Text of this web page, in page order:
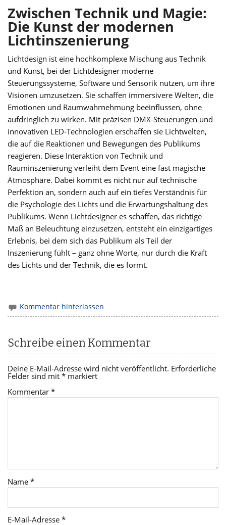
Zwischen Technik und Magie:
Die Kunst der modernen
Lichtinszenierung
Lichtdesign ist eine hochkomplexe Mischung aus Technik
und Kunst, bei der Lichtdesigner moderne
Steuerungssysteme, Software und Sensorik nutzen, um ihre
Visionen umzusetzen. Sie schaffen immersivere Welten, die
Emotionen und Raumwahrnehmung beeinflussen, ohne
aufdringlich zu wirken. Mit präzisen DMX-Steuerungen und
innovativen LED-Technologien erschaffen sie Lichtwelten,
die auf die Reaktionen und Bewegungen des Publikums
reagieren. Diese Interaktion von Technik und
Rauminszenierung verleiht dem Event eine fast magische
Atmosphäre. Dabei kommt es nicht nur auf technische
Perfektion an, sondern auch auf ein tiefes Verständnis für
die Psychologie des Lichts und die Erwartungshaltung des
Publikums. Wenn Lichtdesigner es schaffen, das richtige
Maß an Beleuchtung einzusetzen, entsteht ein einzigartiges
Erlebnis, bei dem sich das Publikum als Teil der
Inszenierung fühlt – ganz ohne Worte, nur durch die Kraft
des Lichts und der Technik, die es formt.
Kommentar hinterlassen
Schreibe einen Kommentar
Deine E-Mail-Adresse wird nicht veröffentlicht. Erforderliche
Felder sind mit* markiert
Kommentar*
Name*
E-Mail-Adresse*